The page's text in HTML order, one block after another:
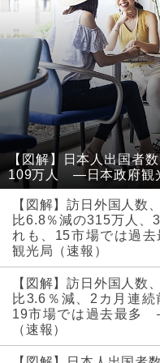
【図解】日本人出国者
109万人 ―日本政府観
【図解】訪日外国人数
比6.8％減の315万人、
れも、15市場では過
観光局（速報）
【図解】訪日外国人数
比3.6％減、2カ月連
19市場では過去最多
（速報）